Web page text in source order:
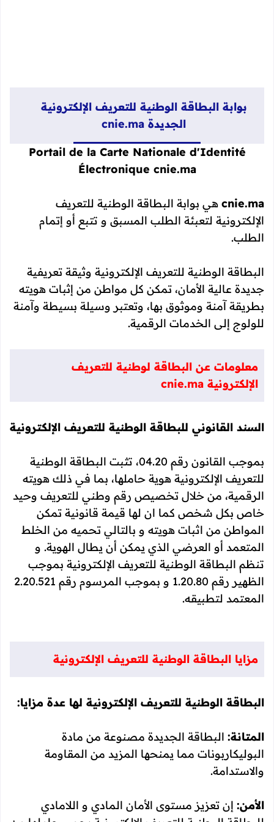
بوابة البطاقة الوطنية للتعريف الإلكترونية
الجديدة cnie.ma
Portail de la Carte Nationale d'Identité
Électronique cnie.ma
cnie.ma هي بوابة البطاقة الوطنية للتعريف
الإلكترونية لتعبئة الطلب المسبق و تتبع أو إتمام
الطلب.
البطاقة الوطنية للتعريف الإلكترونية وثيقة تعريفية
جديدة عالية الأمان، تمكن كل مواطن من إثبات هويته
بطريقة آمنة وموثوق بها، وتعتبر وسيلة بسيطة وآمنة
للولوج إلى الخدمات الرقمية.
معلومات عن البطاقة لوطنية للتعريف
الإلكترونية cnie.ma
السند القانوني للبطاقة الوطنية للتعريف الإلكترونية
بموجب القانون رقم 04.20، تثبت البطاقة الوطنية
للتعريف الإلكترونية هوية حاملها، بما في ذلك هويته
الرقمية، من خلال تخصيص رقم وطني للتعريف وحيد
خاص بكل شخص كما ان لها قيمة قانونية تمكن
المواطن من اثبات هويته و بالتالي تحميه من الخلط
المتعمد أو العرضي الذي يمكن أن يطال الهوية. و
تنظم البطاقة الوطنية للتعريف الإلكترونية بموجب
الظهير رقم 1.20.80 و بموجب المرسوم رقم 2.20.521
المعتمد لتطبيقه.
مزايا البطاقة الوطنية للتعريف الإلكترونية
البطاقة الوطنية للتعريف الإلكترونية لها عدة مزايا:
المتانة: البطاقة الجديدة مصنوعة من مادة
البوليكاربونات مما يمنحها المزيد من المقاومة
والاستدامة.
الأمن: إن تعزيز مستوى الأمان المادي و اللامادي